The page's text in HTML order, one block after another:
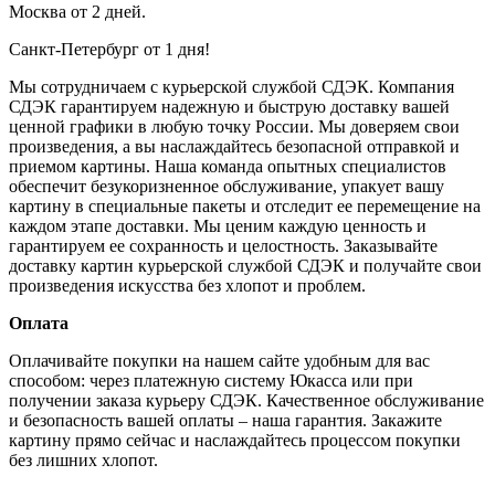
Москва от 2 дней.
Санкт-Петербург от 1 дня!
Мы сотрудничаем с курьерской службой СДЭК. Компания
СДЭК гарантируем надежную и быструю доставку вашей
ценной графики в любую точку России. Мы доверяем свои
произведения, а вы наслаждайтесь безопасной отправкой и
приемом картины. Наша команда опытных специалистов
обеспечит безукоризненное обслуживание, упакует вашу
картину в специальные пакеты и отследит ее перемещение на
каждом этапе доставки. Мы ценим каждую ценность и
гарантируем ее сохранность и целостность. Заказывайте
доставку картин курьерской службой СДЭК и получайте свои
произведения искусства без хлопот и проблем.
Оплата
Оплачивайте покупки на нашем сайте удобным для вас
способом: через платежную систему Юкасса или при
получении заказа курьеру СДЭК. Качественное обслуживание
и безопасность вашей оплаты – наша гарантия. Закажите
картину прямо сейчас и наслаждайтесь процессом покупки
без лишних хлопот.